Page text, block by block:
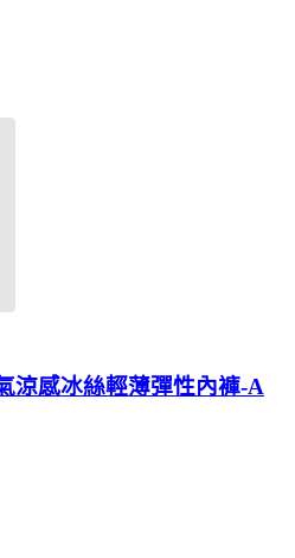
涼感冰絲輕薄彈性內褲-A